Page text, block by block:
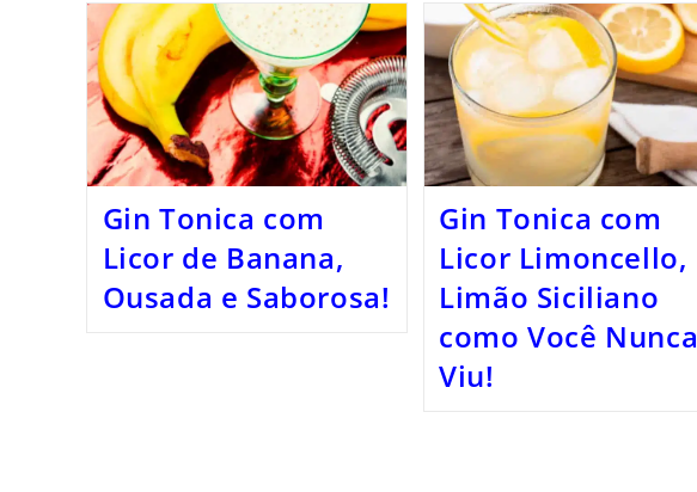
Gin Tonica com
Licor de Banana,
Ousada e Saborosa!
Gin Tonica com
Licor Limoncello,
Limão Siciliano
como Você Nunca
Viu!